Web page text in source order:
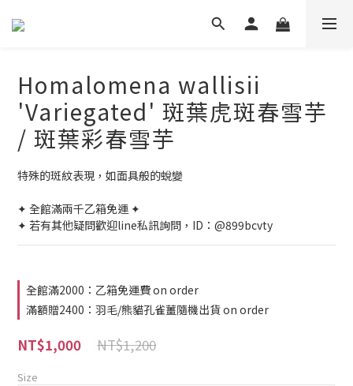
Homalomena wallisii
'Variegated' 斑葉虎斑春雪芋
/ 斑葉彩春雪芋
特殊的斑紋表現，如面具般的蛻變
✦ 全館滿兩千乙箱免運 ✦
✦ 若有其他疑問歡迎line私訊詢問，ID：@899bcvty
全館滿2000：乙箱免運費 on order
滿額贈2400：羽毛/熊貓孔雀薑隨機出貨 on order
NT$1,200
NT$1,000
Size